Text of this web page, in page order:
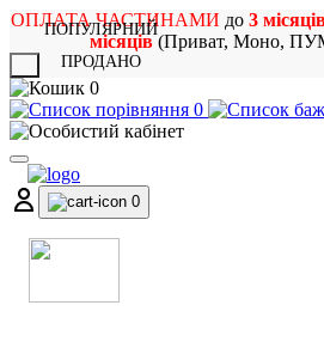
ОПЛАТА ЧАСТИНАМИ до 3
місяців(Приват, Моно,
0
0
0
ПОПУЛЯРНИЙ
ПРОДАНО